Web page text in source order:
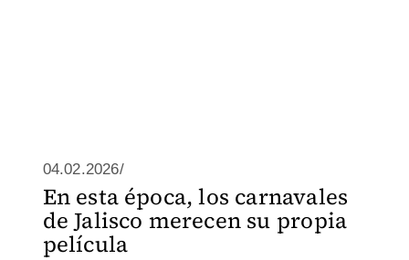
04.02.2026/
En esta época, los carnavales
de Jalisco merecen su propia
película